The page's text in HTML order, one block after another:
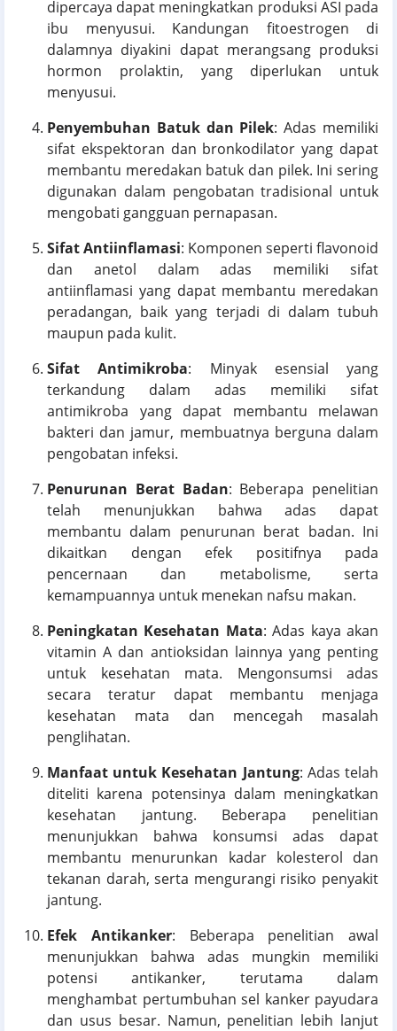
dipercaya dapat meningkatkan produksi ASI pada
ibu menyusui. Kandungan fitoestrogen di
dalamnya diyakini dapat merangsang produksi
hormon prolaktin, yang diperlukan untuk
menyusui.
Penyembuhan Batuk dan Pilek: Adas memiliki
sifat ekspektoran dan bronkodilator yang dapat
membantu meredakan batuk dan pilek. Ini sering
digunakan dalam pengobatan tradisional untuk
mengobati gangguan pernapasan.
Sifat Antiinflamasi: Komponen seperti flavonoid
dan anetol dalam adas memiliki sifat
antiinflamasi yang dapat membantu meredakan
peradangan, baik yang terjadi di dalam tubuh
maupun pada kulit.
Sifat Antimikroba: Minyak esensial yang
terkandung dalam adas memiliki sifat
antimikroba yang dapat membantu melawan
bakteri dan jamur, membuatnya berguna dalam
pengobatan infeksi.
Penurunan Berat Badan: Beberapa penelitian
telah menunjukkan bahwa adas dapat
membantu dalam penurunan berat badan. Ini
dikaitkan dengan efek positifnya pada
pencernaan dan metabolisme, serta
kemampuannya untuk menekan nafsu makan.
Peningkatan Kesehatan Mata: Adas kaya akan
vitamin A dan antioksidan lainnya yang penting
untuk kesehatan mata. Mengonsumsi adas
secara teratur dapat membantu menjaga
kesehatan mata dan mencegah masalah
penglihatan.
Manfaat untuk Kesehatan Jantung: Adas telah
diteliti karena potensinya dalam meningkatkan
kesehatan jantung. Beberapa penelitian
menunjukkan bahwa konsumsi adas dapat
membantu menurunkan kadar kolesterol dan
tekanan darah, serta mengurangi risiko penyakit
jantung.
Efek Antikanker: Beberapa penelitian awal
menunjukkan bahwa adas mungkin memiliki
potensi antikanker, terutama dalam
menghambat pertumbuhan sel kanker payudara
dan usus besar. Namun, penelitian lebih lanjut